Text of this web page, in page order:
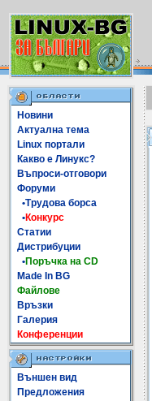
Новини
Актуална тема
Linux портали
Какво е Линукс?
Въпроси-отговори
Форуми
•Трудова борса
•Конкурс
Статии
Дистрибуции
•Поръчка на CD
Made In BG
Файлове
Връзки
Галерия
Конференции
Външен вид
Предложения